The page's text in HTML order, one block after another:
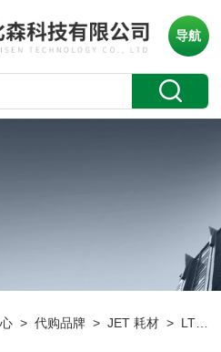
导航
>代购品牌 >JET 耗材 > LTT010050JET 加样槽